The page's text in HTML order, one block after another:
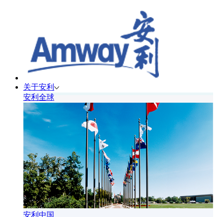
关于安利
安利全球
安利中国